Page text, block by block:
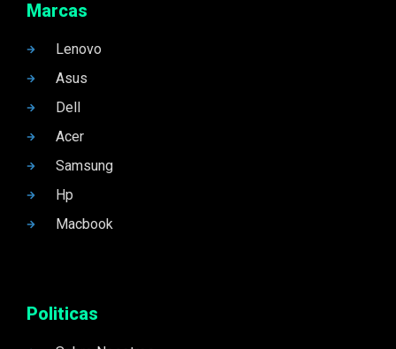
Marcas
Lenovo
Asus
Dell
Acer
Samsung
Hp
Macbook
Politicas